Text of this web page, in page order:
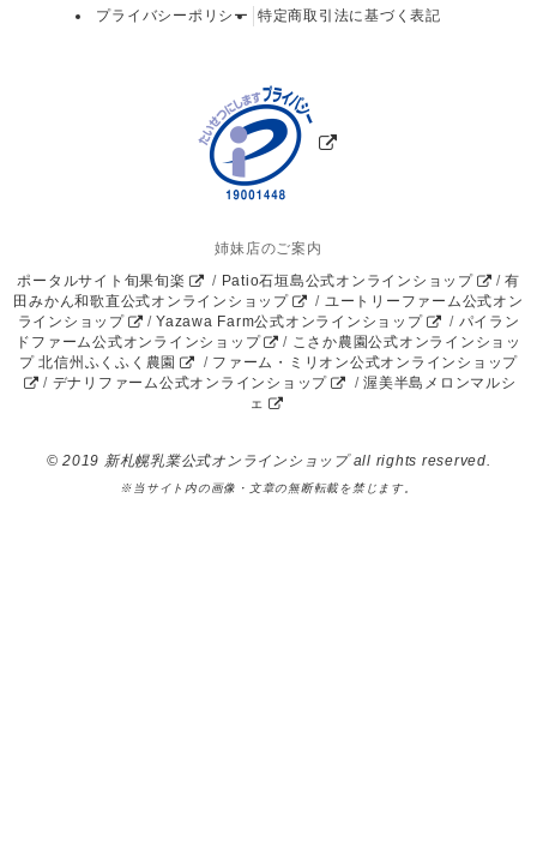
プライバシーポリシー 特定商取引法に基づく表記
姉妹店のご案内
ポータルサイト旬果旬楽
/ Patio石垣島公式オンラインショップ / 有
田みかん和歌直公式オンラインショップ
/ ユートリーファーム公式オン
ラインショップ
/ Yazawa Farm公式オンラインショップ / パイラン
ドファーム公式オンラインショップ
/ こさか農園公式オンラインショッ
プ 北信州ふくふく農園
/ ファーム・ミリオン公式オンラインショップ
/ デナリファーム公式オンラインショップ /渥美半島メロンマルシ
ェ
© 2019 新札幌乳業公式オンラインショップ all rights reserved.
※当サイト内の画像・文章の無断転載を禁じます。